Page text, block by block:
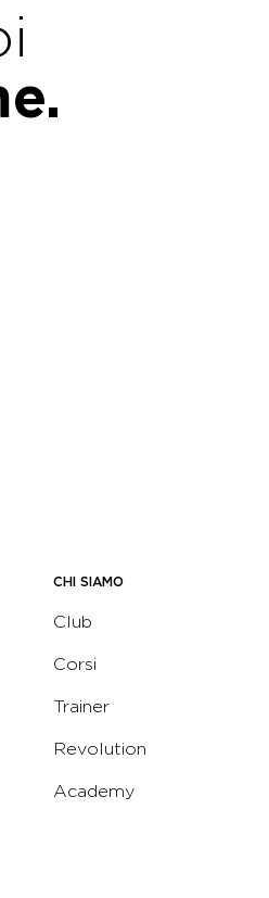
CHI SIAMO
Club
Corsi
Trainer
Revolution
Academy